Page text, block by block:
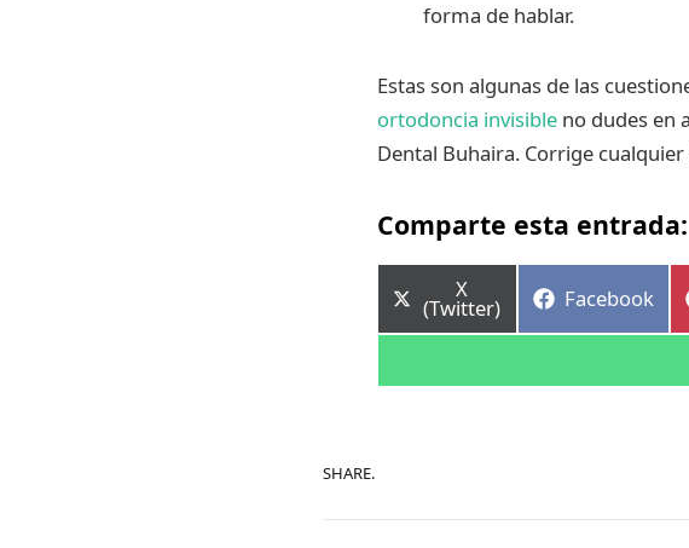
forma de hablar.
Estas son algunas de las
ortodoncia invisible no dudes en
Dental Buhaira. Corrige
Comparte esta entrada:
Compartir
en
X
(Twitter) Compartir
Facebook
SHARE.